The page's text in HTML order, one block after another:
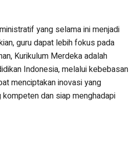
yang selama ini menjadi
guru dapat lebih fokus pada
Kurikulum Merdeka adalah
Indonesia, melalui kebebasan
menciptakan inovasi yang
dan siap menghadapi